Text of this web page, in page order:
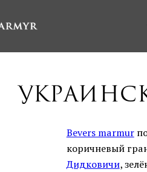
Bevers marmur
коричневый
Дидковичи,